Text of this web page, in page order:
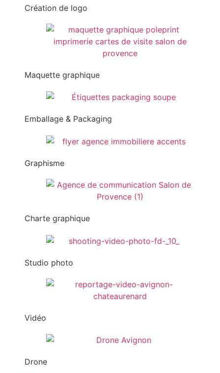
Création de logo
Maquette graphique
Emballage & Packaging
Graphisme
Charte graphique
Studio photo
Vidéo
Drone